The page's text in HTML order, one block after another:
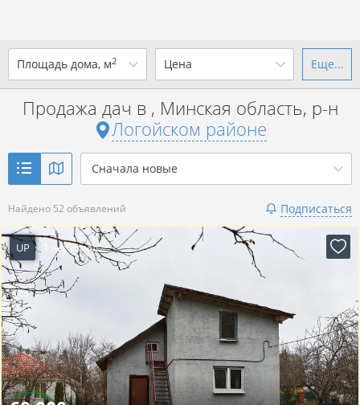
Площадь дома, м2
от до
Показать 52 объявления
Цена
от до
р. за всё
Показать 52 объявления
Еще...
Продажа дач в , Минская область, р-н
Логойском районе
Сначала новые
Найдено 52 объявлений Подписаться
UP 1 час назад
Ваш город -district Логойский
Да Выбрать город